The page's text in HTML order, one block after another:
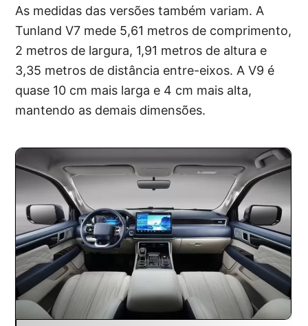
As medidas das versões também variam. A
Tunland V7 mede 5,61 metros de comprimento,
2 metros de largura, 1,91 metros de altura e
3,35 metros de distância entre-eixos. A V9 é
quase 10 cm mais larga e 4 cm mais alta,
mantendo as demais dimensões.